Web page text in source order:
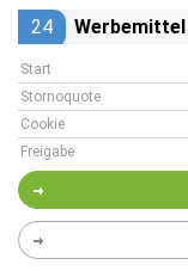
24 Werbemittel
Start
Stornoquote
Cookie
Freigabe